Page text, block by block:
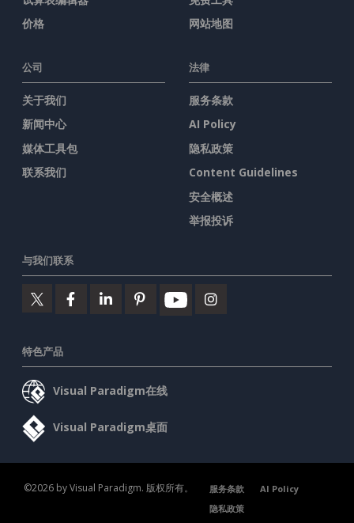
价格
网站地图
公司
关于我们
新闻中心
媒体工具包
联系我们
法律
服务条款
AI Policy
隐私政策
Content Guidelines
安全概述
举报投诉
与我们联系
特色产品
Visual Paradigm在线
Visual Paradigm桌面
©2026 by Visual Paradigm. 版权所有。 服务条款
AI Policy
隐私政策